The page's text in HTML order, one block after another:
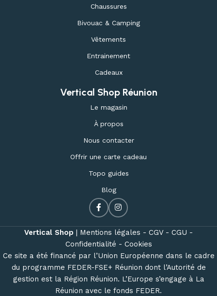
Chaussures
Bivouac & Camping
Vêtements
Entrainement
Cadeaux
Vertical Shop Réunion
Le magasin
À propos
Nous contacter
Offrir une carte cadeau
Topo guides
Blog
Vertical Shop | Mentions légales - CGV - CGU -
Confidentialité - Cookies
Ce site a été financé par l’Union Européenne dans le cadre
du programme FEDER-FSE+ Réunion dont l’Autorité de
gestion est la Région Réunion. L’Europe s’engage à La
Réunion avec le fonds FEDER.